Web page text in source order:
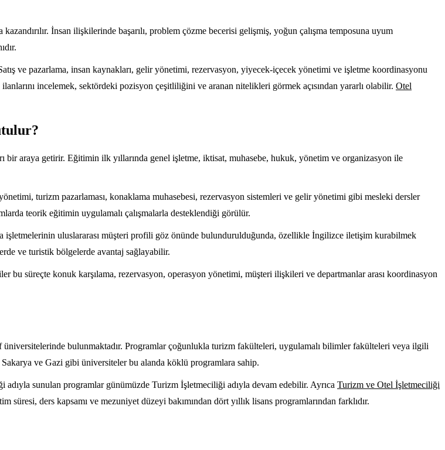
İnsan ilişkilerinde başarılı, problem çözme becerisi gelişmiş, yoğun çalışma temposuna uyum
ve pazarlama, insan kaynakları, gelir yönetimi, rezervasyon, yiyecek-içecek yönetimi ve işletme koordinasyonu
incelemek, sektördeki pozisyon çeşitliliğini ve aranan nitelikleri görmek açısından yararlı olabilir. Otel
araya getirir. Eğitimin ilk yıllarında genel işletme, iktisat, muhasebe, hukuk, yönetim ve organizasyon ile
turizm pazarlaması, konaklama muhasebesi, rezervasyon sistemleri ve gelir yönetimi gibi mesleki dersler
teorik eğitimin uygulamalı çalışmalarla desteklendiği görülür.
uluslararası müşteri profili göz önünde bulundurulduğunda, özellikle İngilizce iletişim kurabilmek
ve turistik bölgelerde avantaj sağlayabilir.
bu süreçte konuk karşılama, rezervasyon, operasyon yönetimi, müşteri ilişkileri ve departmanlar arası koordinasyon
bulunmaktadır. Programlar çoğunlukla turizm fakülteleri, uygulamalı bilimler fakülteleri veya ilgili
ve Gazi gibi üniversiteler bu alanda köklü programlara sahip.
sunulan programlar günümüzde Turizm İşletmeciliği adıyla devam edebilir. Ayrıca Turizm ve Otel İşletmeciliği
ders kapsamı ve mezuniyet düzeyi bakımından dört yıllık lisans programlarından farklıdır.